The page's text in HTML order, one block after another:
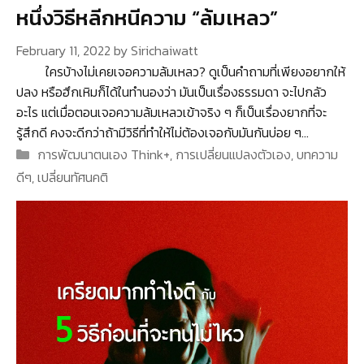
หนึ่งวิธีหลีกหนีความ “ล้มเหลว”
February 11, 2022 bySirichaiwatt
ใครบ้างไม่เคยเจอความล้มเหลว? ดูเป็นคำถามที่เพียงอยากให้
ปลง หรือฮึกเหิมก็ได้ในทำนองว่า มันเป็นเรื่องธรรมดา จะไปกลัว
อะไร แต่เมื่อตอนเจอความล้มเหลวเข้าจริง ๆ ก็เป็นเรื่องยากที่จะ
รู้สึกดี คงจะดีกว่าถ้ามีวิธีที่ทำให้ไม่ต้องเจอกับมันกันบ่อย ๆ…
Categories
การพัฒนาตนเอง Think+, การเปลี่ยนแปลงตัวเอง,บทความ
ดีๆ,เปลี่ยนทัศนคติ